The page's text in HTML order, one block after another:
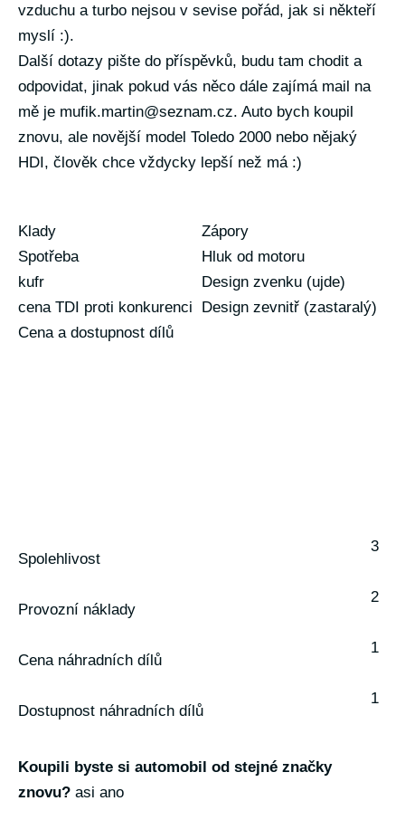
vzduchu a turbo nejsou v sevise pořád, jak si někteří
myslí :).
Další dotazy pište do příspěvků, budu tam chodit a
odpovidat, jinak pokud vás něco dále zajímá mail na
mě je mufik.martin@seznam.cz. Auto bych koupil
znovu, ale novější model Toledo 2000 nebo nějaký
HDI, člověk chce vždycky lepší než má :)
Klady
Zápory
Spotřeba
Hluk od motoru
kufr
Design zvenku (ujde)
cena TDI proti konkurenci
Design zevnitř (zastaralý)
Cena a dostupnost dílů
Spolehlivost
3
Provozní náklady
2
Cena náhradních dílů
1
Dostupnost náhradních dílů
1
Koupili byste si automobil od stejné značky
znovu? asi ano